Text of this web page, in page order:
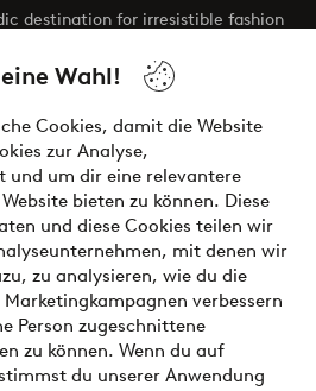
Wahl!
Cookies, damit die Website
zur Analyse,
und um dir eine relevantere
bieten zu können. Diese
und diese Cookies teilen wir
mit denen wir
zu analysieren, wie du die
verbessern
Person zugeschnittene
zu können. Wenn du auf
du unserer Anwendung
destination for irresistible fashion
to make finding your next look
It’s all here.
Visit Ellos
Jetzt bezahlen oder aufteilen
du mehr über unsere
erfahren?